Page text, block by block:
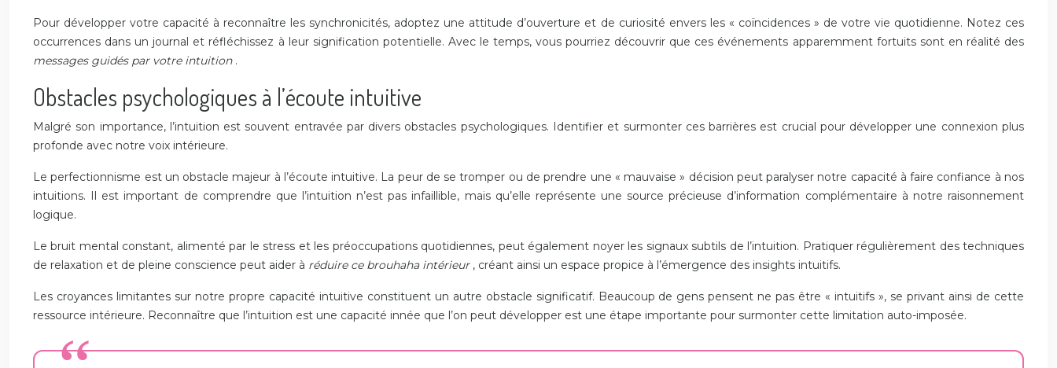
Pour développer votre capacité à reconnaître les synchronicités, adoptez une attitude d’ouverture et de curiosité envers les « coïncidences » de votre vie quotidienne. Notez ces
occurrences dans un journal et réfléchissez à leur signification potentielle. Avec le temps, vous pourriez découvrir que ces événements apparemment fortuits sont en réalité des
messages guidés par votre intuition .
Obstacles psychologiques à l’écoute intuitive
Malgré son importance, l’intuition est souvent entravée par divers obstacles psychologiques. Identifier et surmonter ces barrières est crucial pour développer une connexion plus
profonde avec notre voix intérieure.
Le perfectionnisme est un obstacle majeur à l’écoute intuitive. La peur de se tromper ou de prendre une « mauvaise » décision peut paralyser notre capacité à faire confiance à nos
intuitions. Il est important de comprendre que l’intuition n’est pas infaillible, mais qu’elle représente une source précieuse d’information complémentaire à notre raisonnement
logique.
Le bruit mental constant, alimenté par le stress et les préoccupations quotidiennes, peut également noyer les signaux subtils de l’intuition. Pratiquer régulièrement des techniques
de relaxation et de pleine conscience peut aider à réduire ce brouhaha intérieur , créant ainsi un espace propice à l’émergence des insights intuitifs.
Les croyances limitantes sur notre propre capacité intuitive constituent un autre obstacle significatif. Beaucoup de gens pensent ne pas être « intuitifs », se privant ainsi de cette
ressource intérieure. Reconnaître que l’intuition est une capacité innée que l’on peut développer est une étape importante pour surmonter cette limitation auto-imposée.